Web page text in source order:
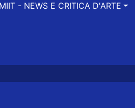
MIIT - NEWS E CRITICA D'ARTE